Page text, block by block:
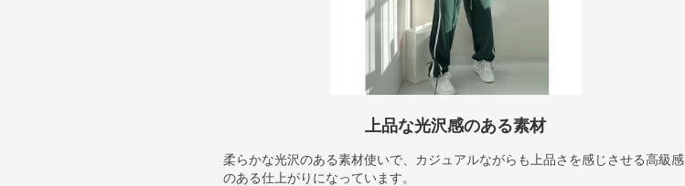
上品な光沢感のある素材
柔らかな光沢のある素材使いで、カジュアルながらも上品さを感じさせる高級感
のある仕上がりになっています。